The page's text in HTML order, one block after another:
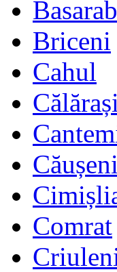
Briceni
Cahul
Călărași
Căușeni
Comrat